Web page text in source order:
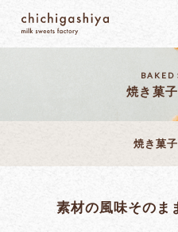
乳菓子屋
BAKED
焼き菓
焼き菓
素材の風味そのま